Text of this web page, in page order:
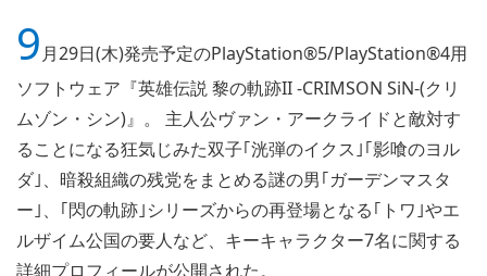
9月29日(木)発売予定のPlayStation®5/PlayStation®4用
ソフトウェア『英雄伝説 黎の軌跡II -CRIMSON SiN-(クリ
ムゾン・シン)』。 主人公ヴァン・アークライドと敵対す
ることになる狂気じみた双子｢洸弾のイクス｣｢影喰のヨル
ダ｣、暗殺組織の残党をまとめる謎の男｢ガーデンマスタ
ー｣、｢閃の軌跡｣シリーズからの再登場となる｢トワ｣やエ
ルザイム公国の要人など、キーキャラクター7名に関する
詳細プロフィールが公開された。